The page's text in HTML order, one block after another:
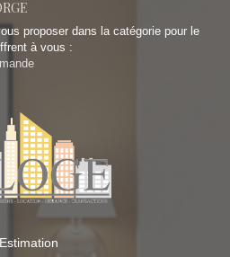
proposer dans la catégorie pour le
à vous :
Estimation